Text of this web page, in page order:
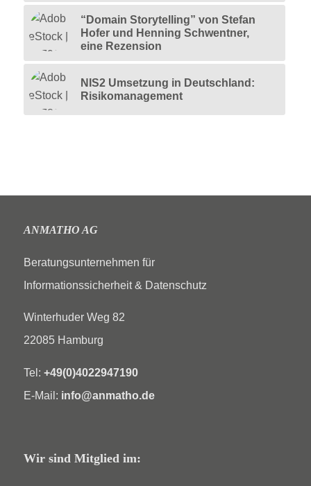
“Domain Storytelling” von Stefan
Hofer und Henning Schwentner,
eine Rezension
NIS2 Umsetzung in Deutschland:
Risikomanagement
ANMATHO AG
Beratungsunternehmen für
Informationssicherheit & Datenschutz
Winterhuder Weg 82
22085 Hamburg
Tel: +49(0)4022947190
E-Mail: info@anmatho.de
Wir sind Mitglied im: